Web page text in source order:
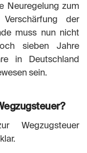
Neuregelung zum
der
muss nun nicht
sieben Jahre
in Deutschland
sein.
Wegzugsteuer